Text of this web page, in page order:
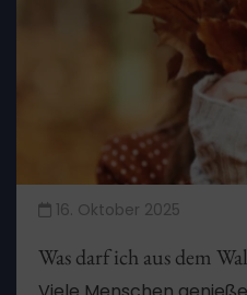
16. Oktober 2025
Was darf ich aus dem